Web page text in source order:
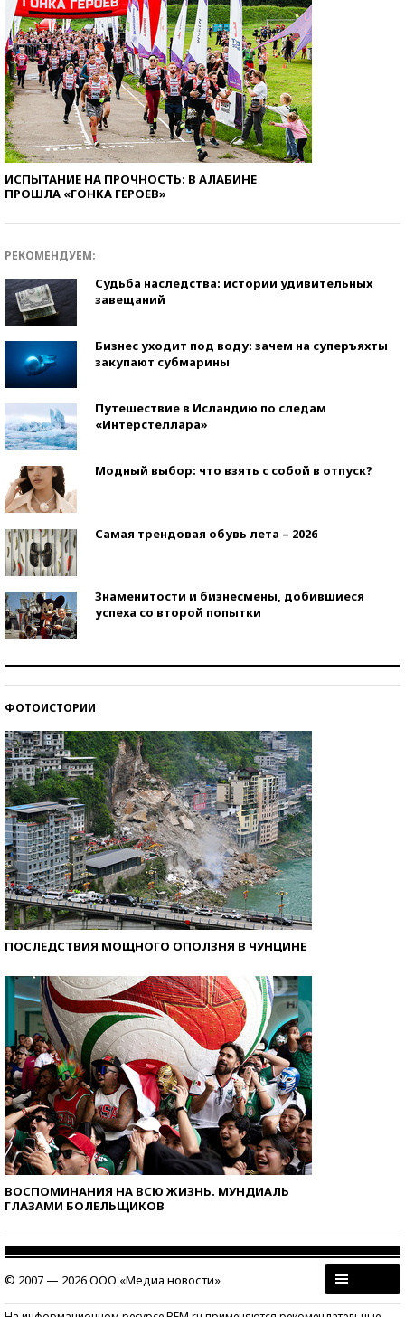
ИСПЫТАНИЕ НА ПРОЧНОСТЬ: В АЛАБИНЕ
ПРОШЛА «ГОНКА ГЕРОЕВ»
РЕКОМЕНДУЕМ:
Судьба наследства: истории удивительных
завещаний
Бизнес уходит под воду: зачем на суперъяхты
закупают субмарины
Путешествие в Исландию по следам
«Интерстеллара»
Модный выбор: что взять с собой в отпуск?
Самая трендовая обувь лета – 2026
Знаменитости и бизнесмены, добившиеся
успеха со второй попытки
ФОТОИСТОРИИ
ПОСЛЕДСТВИЯ МОЩНОГО ОПОЛЗНЯ В ЧУНЦИНЕ
ВОСПОМИНАНИЯ НА ВСЮ ЖИЗНЬ. МУНДИАЛЬ
ГЛАЗАМИ БОЛЕЛЬЩИКОВ
© 2007 — 2026 ООО «Медиа новости»